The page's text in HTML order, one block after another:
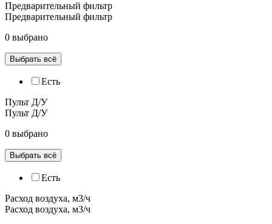
Предварительный фильтр
Предварительный фильтр
0 выбрано
Выбрать всё
Есть
Пульт Д/У
Пульт Д/У
0 выбрано
Выбрать всё
Есть
Расход воздуха, м3/ч
Расход воздуха, м3/ч